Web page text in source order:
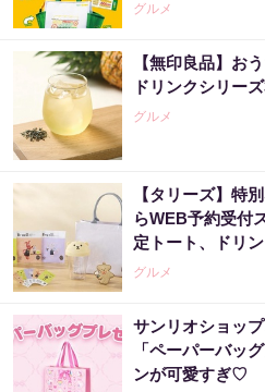
グルメ
【無印良品】お
ドリンクシリー
グルメ
【タリーズ】特
らWEB予約受付
定トート、ドリ
グルメ
サンリオショッ
「ペーパーバッ
ンが可愛すぎ♡